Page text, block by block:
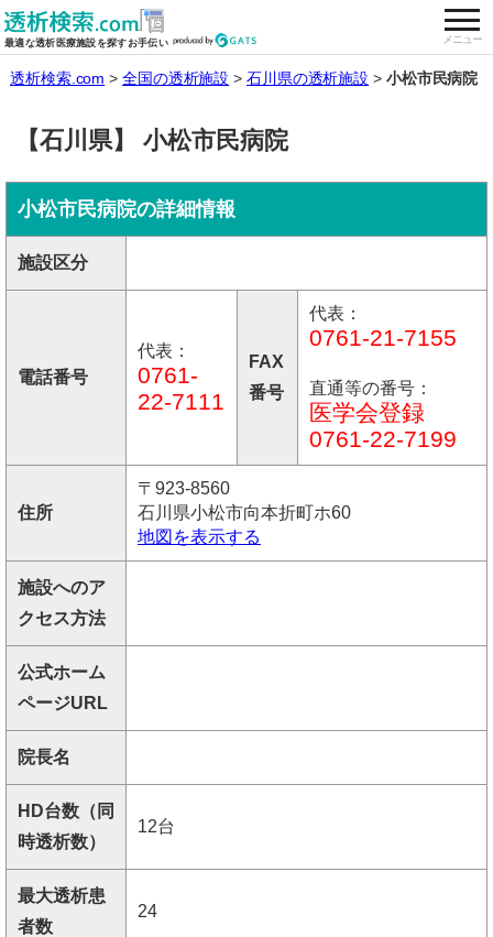
最適な透析医療施設を探すお手伝い メニュー
全国の透析施設を検索する
透析検索.com 全国の透析施設 石川県の透析施設 小松市民病院
【石川県】 小松市民病院
小松市民病院の詳細情報
施設区分
電話番号
代表：
0761-
22-7111
FAX
番号
代表：
0761-21-7155
直通等の番号：
医学会登録
0761-22-7199
住所
〒923-8560
石川県小松市向本折町ホ60
地図を表示する
施設へのア
クセス方法
公式ホーム
ページURL
院長名
HD台数（同
時透析数）
12台
最大透析患
者数
24